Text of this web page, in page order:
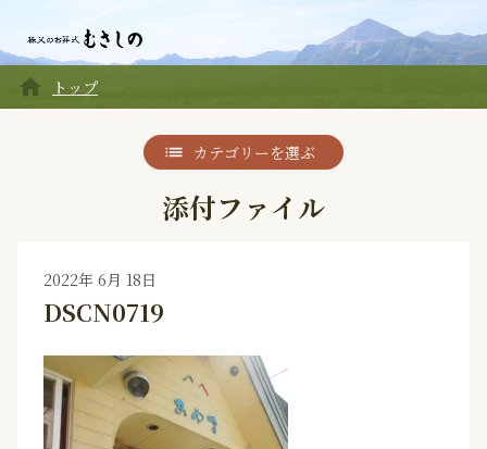
home トップ
カテゴリーを選ぶ
添付ファイル
2022年 6月 18日
DSCN0719